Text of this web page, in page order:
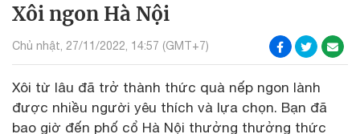
Xôi ngon Hà Nội
Chủ nhật, 27/11/2022, 14:57 (GMT+7)
Xôi từ lâu đã trở thành thức quà nếp ngon lành
được nhiều người yêu thích và lựa chọn. Bạn đã
bao giờ đến phố cổ Hà Nội thưởng thưởng thức